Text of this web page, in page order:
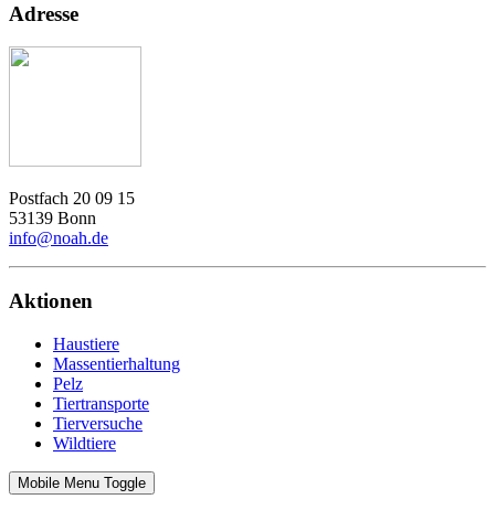
Adresse
Postfach 20 09 15
53139 Bonn
info@noah.de
Aktionen
Haustiere
Massentierhaltung
Pelz
Tiertransporte
Tierversuche
Wildtiere
Mobile Menu Toggle